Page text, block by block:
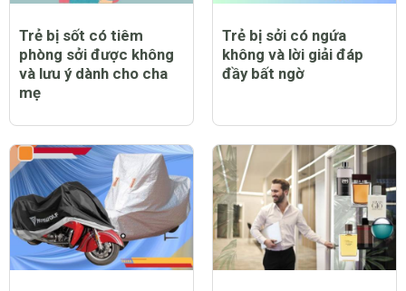
Trẻ bị sốt có tiêm
phòng sởi được không
và lưu ý dành cho cha
mẹ
Trẻ bị sởi có ngứa
không và lời giải đáp
đầy bất ngờ